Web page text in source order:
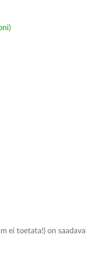
ei toetata!) on saadaval